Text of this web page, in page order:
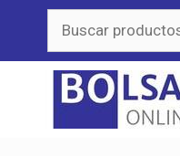
contenido
por: